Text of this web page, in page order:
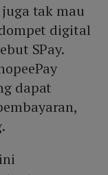
tak mau
digital
SPay.
dapat